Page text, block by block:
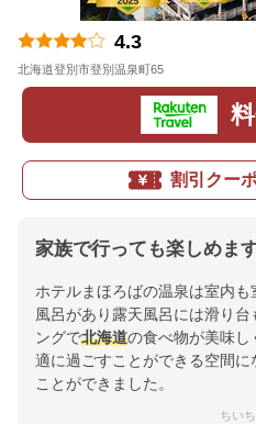
4.3
北海道登別市登別温泉町65
割引クー
家族で行っても楽しめます
ホテルまほろばの温泉は室内
風呂があり露天風呂には滑り
ングで北海道の食べ物が美味し
適に過ごすことができる空間
ことができました。
ちい